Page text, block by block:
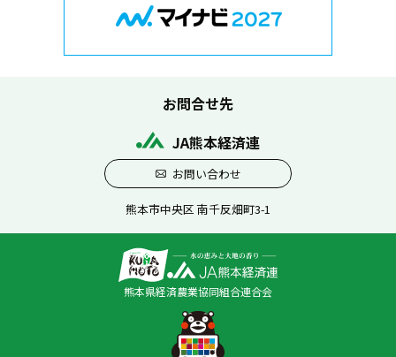
お問合せ先
JA熊本経済連
お問い合わせ
熊本市中央区 南千反畑町3-1
熊本県経済農業協同組合連合会